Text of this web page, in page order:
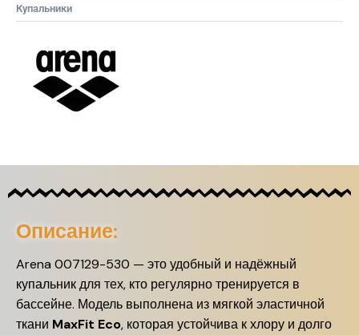
Купальники
Описание:
Arena 007129-530 — это удобный и надёжный
купальник для тех, кто регулярно тренируется в
бассейне. Модель выполнена из мягкой эластичной
ткани MaxFit Eco, которая устойчива к хлору и долго